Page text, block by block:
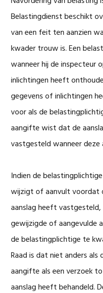
Belastingdienst beschikt
van een feit ten aanzien
kwader trouw is. Een
wanneer hij de inspecteur
inlichtingen heeft
gegevens of inlichtingen
voor als de
aangifte wist dat de
vastgesteld wanneer
Indien de
wijzigt of aanvult voordat
aanslag heeft
gewijzigde of aangevulde
de belastingplichtige te
Raad is dat niet anders
aangifte als een verzoek
aanslag heeft behandeld.